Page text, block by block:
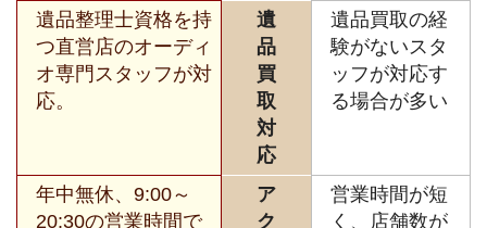
遺品整理士資格を持
つ直営店のオーディ
オ専門スタッフが対
応。
遺
品
買
取
対
応
遺品買取の経
験がないスタ
ッフが対応す
る場合が多い
年中無休、9:00～
20:30の営業時間で
ア
ク
営業時間が短
く、店舗数が